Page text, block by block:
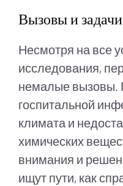
Вызовы и задачи
Несмотря на все
исследования,
немалые вызовы.
госпитальной
климата и
химических
внимания и
ищут пути, как